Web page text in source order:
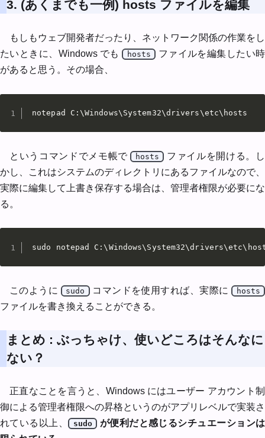
3. (あくまでも一例) hosts ファイルを編集
もしもウェブ開発者だったり、ネットワーク関係の作業をし
たいときに、Windows でも
hosts
ファイルを編集したい時
があると思う。その場合、
notepad C:\Windows\System32\drivers\etc\hosts
というコマンドでメモ帳で hosts
ファイルを開ける。し
かし、これはシステムのディレクトリにあるファイルなので、
実際に編集して上書き保存する場合は、管理者権限が必要にな
る。
sudo notepad
このように sudo コマンドを使用すれば、実際に hosts
ファイルを書き換えることができる。
まとめ : ぶっちゃけ、使いどころはそんなに
ない？
正直なことを言うと、Windows にはユーザー アカウント制
御による管理者権限への昇格というのがアプリレベルで実装さ
れている以上、
sudo
が便利だと感じるシチュエーションは